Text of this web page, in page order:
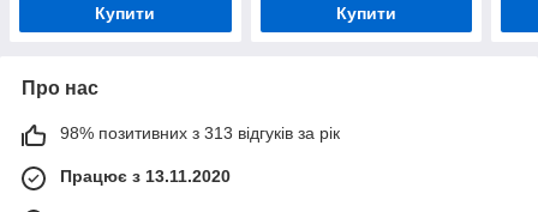
Купити Купити
Про нас
98% позитивних з 313 відгуків за рік
Працює з 13.11.2020